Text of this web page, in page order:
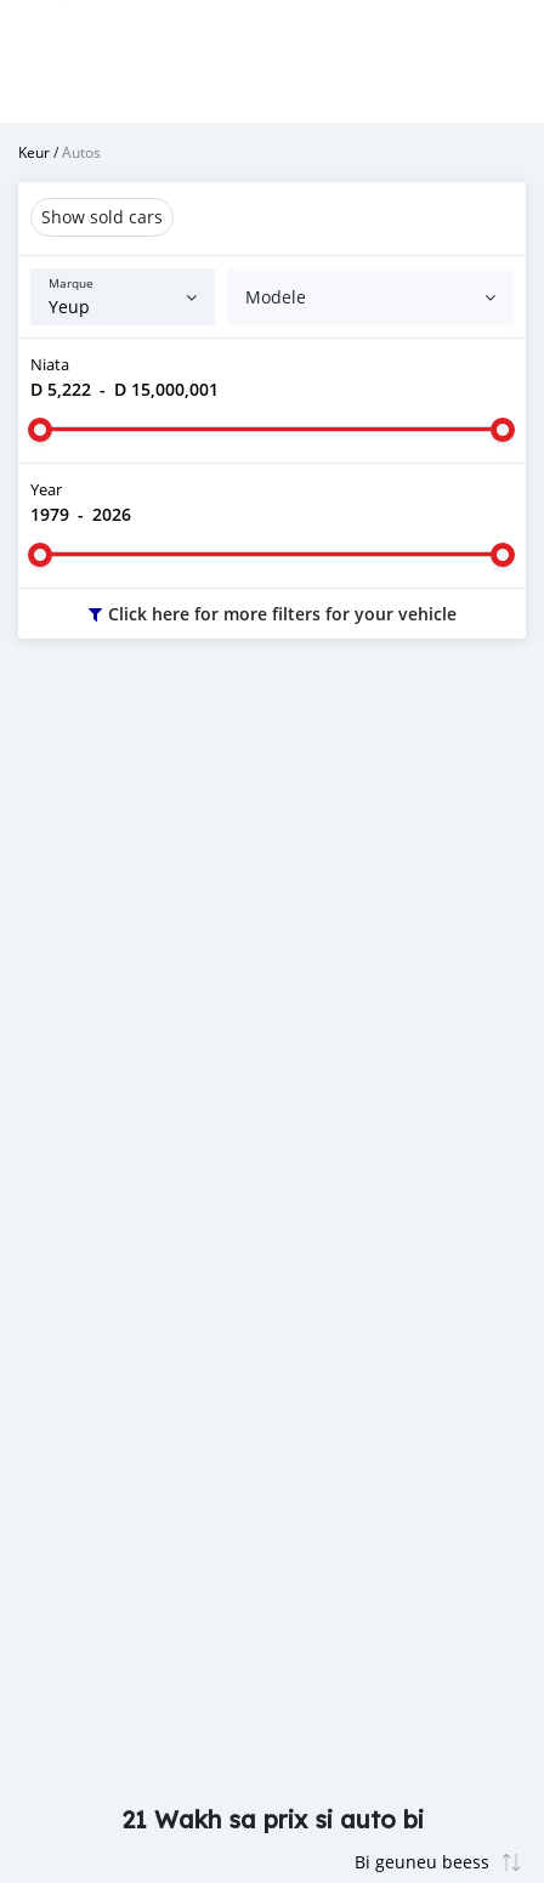
Keur/Autos
Show sold cars
Marque
Modele
Niata
D 5,222 - D 15,000,001
Year
1979 - 2026
Click here for more filters for your vehicle
21 Wakh sa prix si auto bi